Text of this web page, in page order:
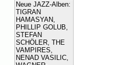
Neue JAZZ-Alben:
TIGRAN
HAMASYAN,
PHILLIP GOLUB,
STEFAN
SCHÖLER, THE
VAMPIRES,
NENAD VASILIC,